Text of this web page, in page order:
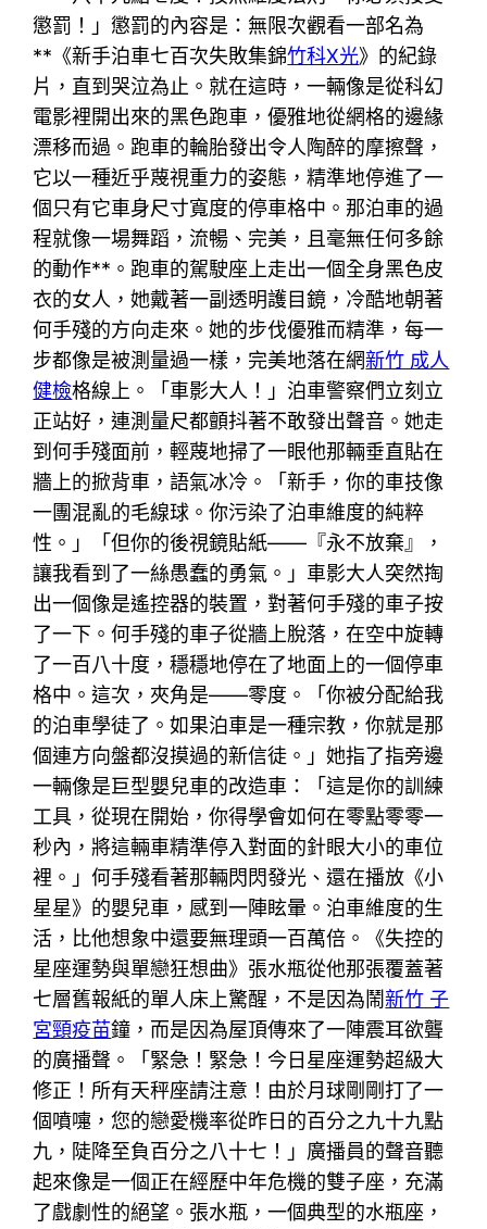
懲罰！」懲罰的內容是：無限次觀看一部名為
**《新手泊車七百次失敗集錦竹科X光》的紀錄
片，直到哭泣為止。就在這時，一輛像是從科幻
電影裡開出來的黑色跑車，優雅地從網格的邊緣
漂移而過。跑車的輪胎發出令人陶醉的摩擦聲，
它以一種近乎蔑視重力的姿態，精準地停進了一
個只有它車身尺寸寬度的停車格中。那泊車的過
程就像一場舞蹈，流暢、完美，且毫無任何多餘
的動作**。跑車的駕駛座上走出一個全身黑色皮
衣的女人，她戴著一副透明護目鏡，冷酷地朝著
何手殘的方向走來。她的步伐優雅而精準，每一
步都像是被測量過一樣，完美地落在網新竹 成人
健檢格線上。「車影大人！」泊車警察們立刻立
正站好，連測量尺都顫抖著不敢發出聲音。她走
到何手殘面前，輕蔑地掃了一眼他那輛垂直貼在
牆上的掀背車，語氣冰冷。「新手，你的車技像
一團混亂的毛線球。你污染了泊車維度的純粹
性。」「但你的後視鏡貼紙——『永不放棄』，
讓我看到了一絲愚蠢的勇氣。」車影大人突然掏
出一個像是遙控器的裝置，對著何手殘的車子按
了一下。何手殘的車子從牆上脫落，在空中旋轉
了一百八十度，穩穩地停在了地面上的一個停車
格中。這次，夾角是——零度。「你被分配給我
的泊車學徒了。如果泊車是一種宗教，你就是那
個連方向盤都沒摸過的新信徒。」她指了指旁邊
一輛像是巨型嬰兒車的改造車：「這是你的訓練
工具，從現在開始，你得學會如何在零點零零一
秒內，將這輛車精準停入對面的針眼大小的車位
裡。」何手殘看著那輛閃閃發光、還在播放《小
星星》的嬰兒車，感到一陣眩暈。泊車維度的生
活，比他想象中還要無理頭一百萬倍。《失控的
星座運勢與單戀狂想曲》張水瓶從他那張覆蓋著
七層舊報紙的單人床上驚醒，不是因為鬧新竹 子
宮頸疫苗鐘，而是因為屋頂傳來了一陣震耳欲聾
的廣播聲。「緊急！緊急！今日星座運勢超級大
修正！所有天秤座請注意！由於月球剛剛打了一
個噴嚏，您的戀愛機率從昨日的百分之九十九點
九，陡降至負百分之八十七！」廣播員的聲音聽
起來像是一個正在經歷中年危機的雙子座，充滿
了戲劇性的絕望。張水瓶，一個典型的水瓶座，